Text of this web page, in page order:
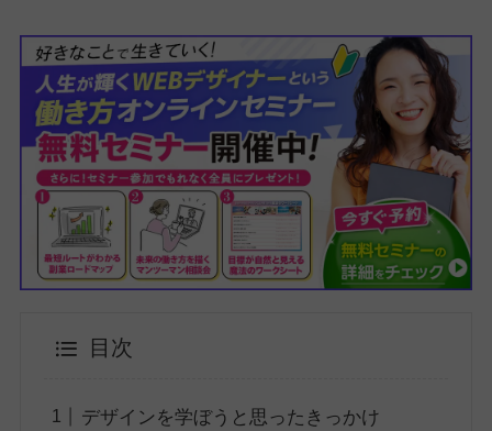
目次
デザインを学ぼうと思ったきっかけ